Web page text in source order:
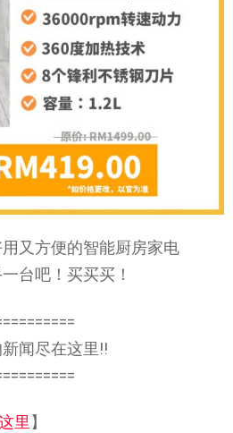
又方便的智能厨房家电
台吧！买买买！
闻尽在这里!!
里 】